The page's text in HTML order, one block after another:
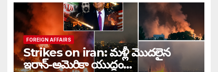
FOREIGN AFFAIRS
Strikes on iran: మళ్లీ మొదలైన
ఇరాన్-అమెరికా యుద్ధం…